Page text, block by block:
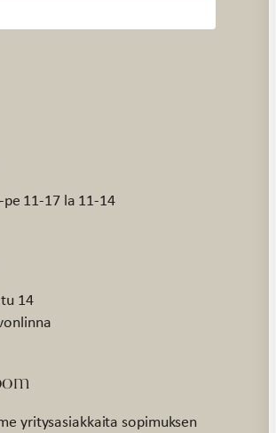
11-17 la 11-14
14
yritysasiakkaita sopimuksen